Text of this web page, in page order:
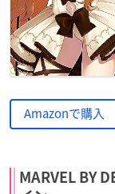
Amazonで購入
MARVEL BY